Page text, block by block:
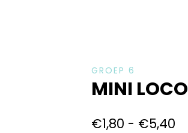
GROEP 6
MINI
€1,80 - €5,40